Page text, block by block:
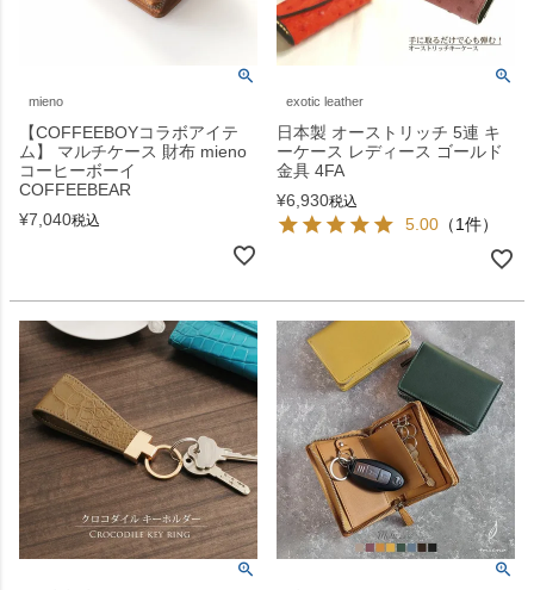
mieno
【COFFEEBOYコラボアイテ
ム】 マルチケース 財布 mieno
コーヒーボーイ
COFFEEBEAR
¥7,040税込
exotic leather
日本製 オーストリッチ 5連 キ
ーケース レディース ゴールド
金具 4FA
¥6,930税込
5.00 （1件）